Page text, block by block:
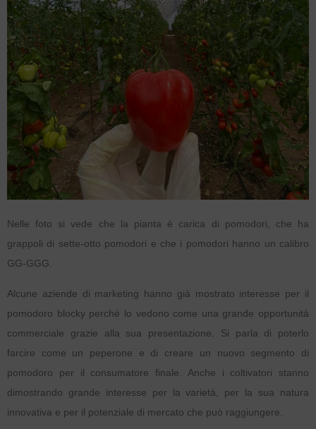
Nelle foto si vede che la pianta è carica di pomodori, che ha
grappoli di sette-otto pomodori e che i pomodori hanno un calibro
GG-GGG.
Alcune aziende di marketing hanno già mostrato interesse per il
pomodoro blocky perché lo vedono come una grande opportunità
commerciale grazie alla sua presentazione. Si parla di poterlo
farcire come un peperone e di creare un nuovo segmento di
pomodoro per il consumatore finale. Anche i coltivatori stanno
dimostrando grande interesse per la varietà, per la sua natura
innovativa e per il potenziale di mercato che può raggiungere.